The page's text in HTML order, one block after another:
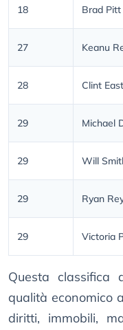
18 Brad Pitt
27 Keanu
28 Clint
29 Michael
29 Will
29 Ryan
29 Victoria
Questa
qualità economico
diritti, immobili,